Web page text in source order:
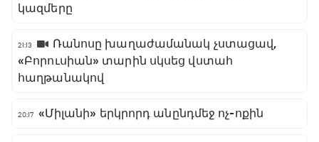
կազմերը
21:13
Ռանոսը խաղաժամանակ չստացավ,
«Բորուսիան» տարին սկսեց վստահ
հաղթանակով
20:17 «Միլանի» երկրորդ անընդմեջ ոչ-ոքին